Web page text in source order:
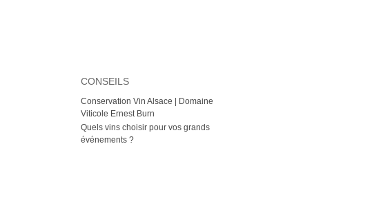
CONSEILS
Conservation Vin Alsace | Domaine
Viticole Ernest Burn
Quels vins choisir pour vos grands
événements ?